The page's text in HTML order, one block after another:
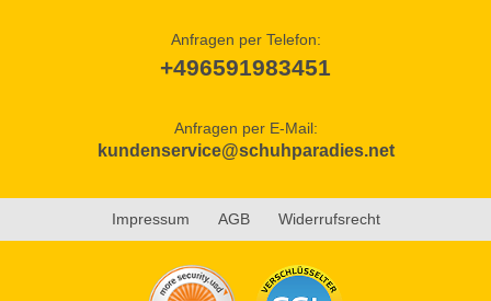
Anfragen per Telefon:
+496591983451
Anfragen per E-Mail:
kundenservice@schuhparadies.net
Impressum AGB Widerrufsrecht